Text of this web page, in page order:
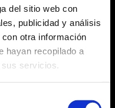
del sitio web con
publicidad y análisis
otra información
hayan recopilado a
servicios.
las disposiciones
de la relación
DEL VALLÈS y
incorporar
la recogida de los